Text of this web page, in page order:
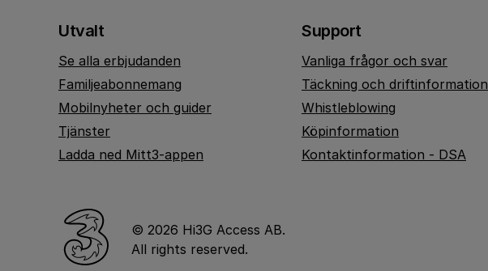
Utvalt
Se alla erbjudanden
Familjeabonnemang
Mobilnyheter och guider
Tjänster
Ladda ned Mitt3-appen
Support
Vanliga frågor och svar
Täckning och driftinformation
Whistleblowing
Köpinformation
Kontaktinformation - DSA
© 2026 Hi3G Access AB.
All rights reserved.